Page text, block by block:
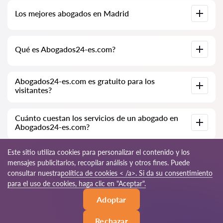
especialmente para usted. Biografías completas de los
abogados con números de teléfono.
Los mejores abogados en Madrid
información completa. Precios, opiniones, números de
teléfono y direcciones.
Qué es Abogados24-es.com?
Ayudamos a personas físicas y jurídicas, así como a empresas
extranjeras.
Abogados24-es.com es gratuito para los
visitantes?
sin embargo, los servicios y consultas prestados por los
abogados son de pago.
Cuánto cuestan los servicios de un abogado en
Abogados24-es.com?
El costo de la consulta y los servicios de nuestros
especialistas depende de la complejidad de la cuestión y del
volumen de trabajo; normalmente, la consulta por teléfono
(en línea) varía de 70 a 150 EUR. El costo del contrato se
discute de forma individual.© 2026 Abogados24-es.com
Mapa del sitio
Este sitio utiliza cookies para personalizar el contenido y los
mensajes publicitarios, recopilar análisis y otros fines. Puede
consultar nuestrapolítica de cookies < /a>. Si da su consentimiento
para el uso de cookies, haga clic en "Aceptar".
Adoptar
Rechazar